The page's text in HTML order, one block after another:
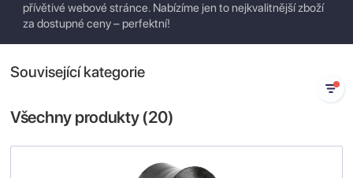
přívětivé webové stránce. Nabízíme jen to nejkvalitnější zboží
za dostupné ceny – perfektní!
Související kategorie
Všechny produkty (20)